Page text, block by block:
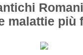
malattie più